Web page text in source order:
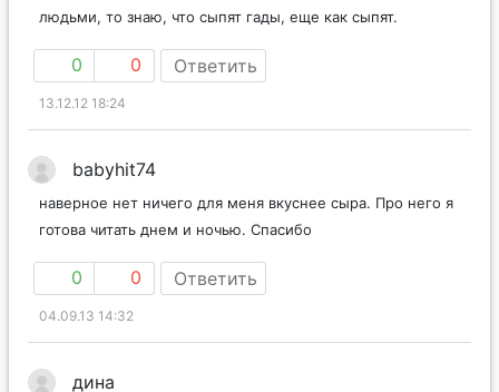
ускорили, но так как общался с приближенными
0 0 Ответить
13.12.12 18:24
наверное нет ничего для меня вкуснее сыра. Про него я
0 0 Ответить
04.09.13 14:32